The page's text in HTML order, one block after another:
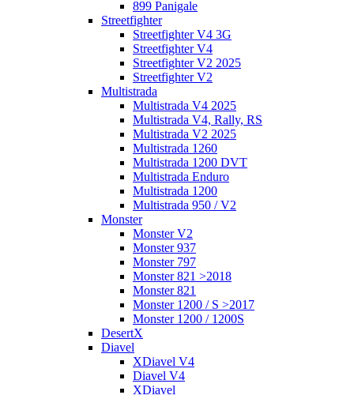
899 Panigale
Streetfighter
Streetfighter V4 3G
Streetfighter V4
Streetfighter V2 2025
Streetfighter V2
Multistrada
Multistrada V4 2025
Multistrada V4, Rally, RS
Multistrada V2 2025
Multistrada 1260
Multistrada 1200 DVT
Multistrada Enduro
Multistrada 1200
Multistrada 950 / V2
Monster
Monster V2
Monster 937
Monster 797
Monster 821 >2018
Monster 821
Monster 1200 / S >2017
Monster 1200 / 1200S
DesertX
Diavel
XDiavel V4
Diavel V4
XDiavel